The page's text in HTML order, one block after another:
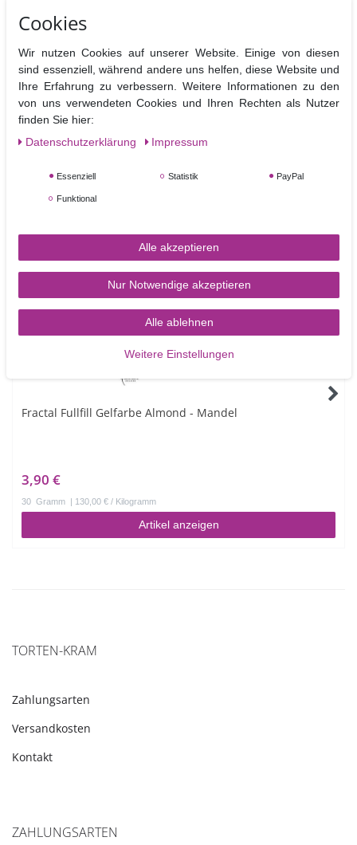
Hersteller : Fractal Colors Kft.,Budapesti st. 116., Budapest H1162,
Ungarn
Nährwertangaben pro 100 g
Brennwerte
Fett
davon
gesättigt
Kohlenhydrate
davon
Zucker
Eiweiß
0 kj / 0
kcal
0g
NEUHEIT
Fractal Fullfill Gelfarbe Almond - Mandel
3,90 €
30 Gramm | 130,00 € / Kilogramm
Artikel anzeigen
TORTEN-KRAM
Zahlungsarten
Versandkosten
Kontakt
ZAHLUNGSARTEN
Cookies
Wir nutzen Cookies auf unserer Website. Einige von diesen
sind essenziell, während andere uns helfen, diese Website und
Ihre Erfahrung zu verbessern. Weitere Informationen zu den
von uns verwendeten Cookies und Ihren Rechten als Nutzer
finden Sie hier:
Daten­schutz­erklärung
Impressum
Essenziell Statistik PayPal
Funktional
Alle akzeptieren
Nur Notwendige akzeptieren
Alle ablehnen
Weitere Einstellungen